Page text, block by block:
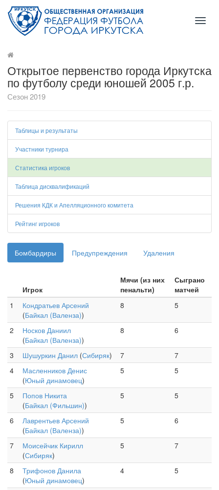
Открытое первенство города Иркутска
по футболу среди юношей 2005 г.р.
Сезон 2019
Таблицы и результаты
Участники турнира
Статистика игроков
Таблица дисквалификаций
Решения КДК и Апелляционного комитета
Рейтинг игроков
Бомбардиры Предупреждения Удаления
Игрок
Мячи (из них
пенальти)
Сыграно
матчей
1
Кондратьев Арсений
(Байкал (Валенза))
8 5
2
Носков Даниил
(Байкал (Валенза))
8 6
3 Шушуркин Данил (Сибиряк) 7
7
4
Масленников Денис
(Юный динамовец)
5 5
5
Попов Никита
(Байкал (Фильшин))
5 5
6
Лаврентьев Арсений
(Байкал (Валенза))
5 6
7
Моисейчик Кирилл
(Сибиряк)
5 7
8
Трифонов Данила
(Юный динамовец)
4 5